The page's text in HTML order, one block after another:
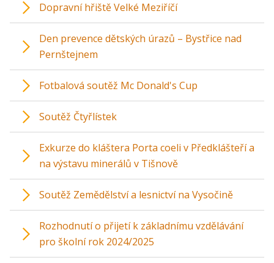
Dopravní hřiště Velké Meziříčí
Den prevence dětských úrazů – Bystřice nad
Pernštejnem
Fotbalová soutěž Mc Donald's Cup
Soutěž Čtyřlístek
Exkurze do kláštera Porta coeli v Předklášteří a
na výstavu minerálů v Tišnově
Soutěž Zemědělství a lesnictví na Vysočině
Rozhodnutí o přijetí k základnímu vzdělávání
pro školní rok 2024/2025